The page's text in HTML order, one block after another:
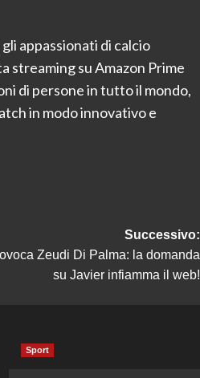
appassionati di calcio
streaming su Amazon Prime
di persone in tutto il mondo,
in modo innovativo e
Successivo:
Zeudi Di Palma: la domanda
su Javier infiamma il web!
Sport